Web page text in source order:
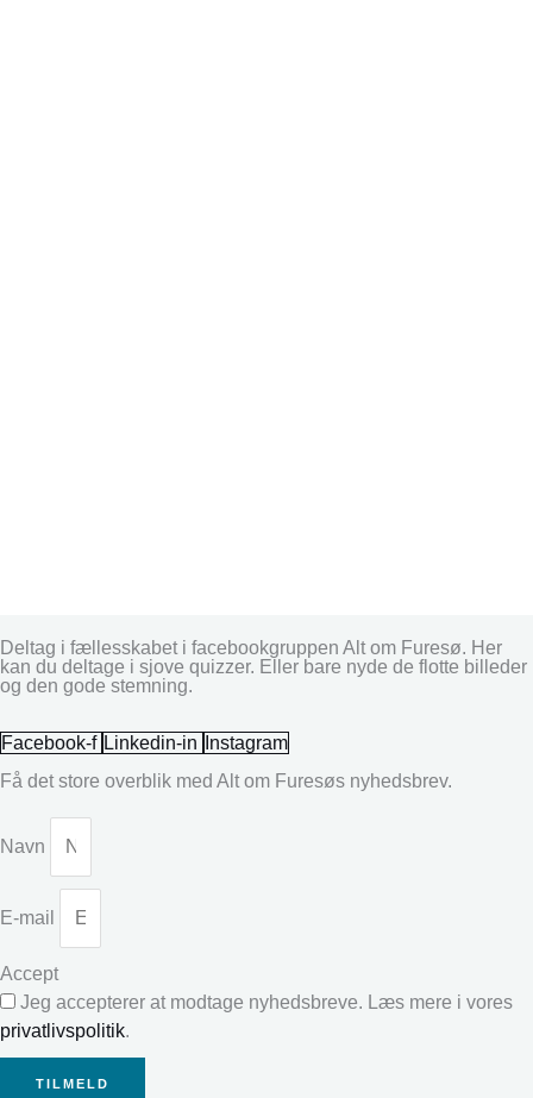
Deltag i fællesskabet i facebookgruppen Alt om Furesø. Her
kan du deltage i sjove quizzer. Eller bare nyde de flotte billeder
og den gode stemning.
Facebook-f Linkedin-in
Instagram
Få det store overblik med Alt om Furesøs nyhedsbrev.
Navn
E-mail
Accept
Jeg accepterer at modtage nyhedsbreve. Læs mere i vores
privatlivspolitik.
TILMELD